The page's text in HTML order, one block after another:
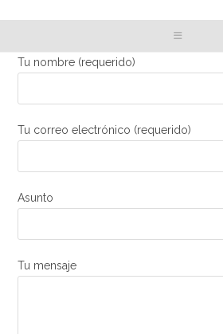
Tu nombre (requerido)
Tu correo electrónico (requerido)
Asunto
Tu mensaje